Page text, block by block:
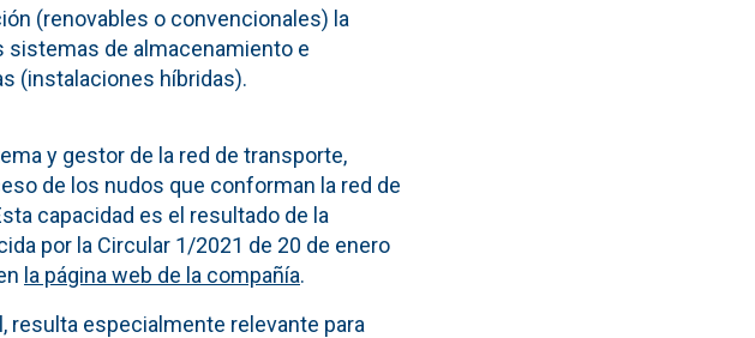
(renovables o convencionales) la
sistemas de almacenamiento e
(instalaciones híbridas).
y gestor de la red de transporte,
de los nudos que conforman la red de
capacidad es el resultado de la
por la Circular 1/2021 de 20 de enero
la página web de la compañía.
resulta especialmente relevante para